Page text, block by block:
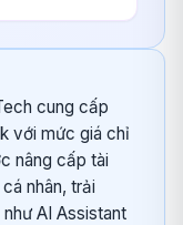
cung cấp
với mức giá chỉ
nâng cấp tài
nhân, trải
AI Assistant